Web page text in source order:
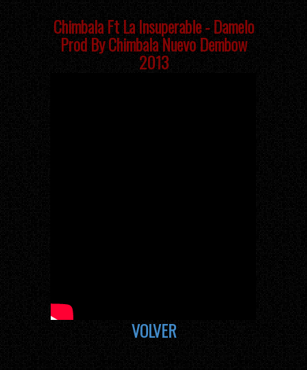
Chimbala Ft La Insuperable - Damelo
Prod By Chimbala Nuevo Dembow
2013
VOLVER